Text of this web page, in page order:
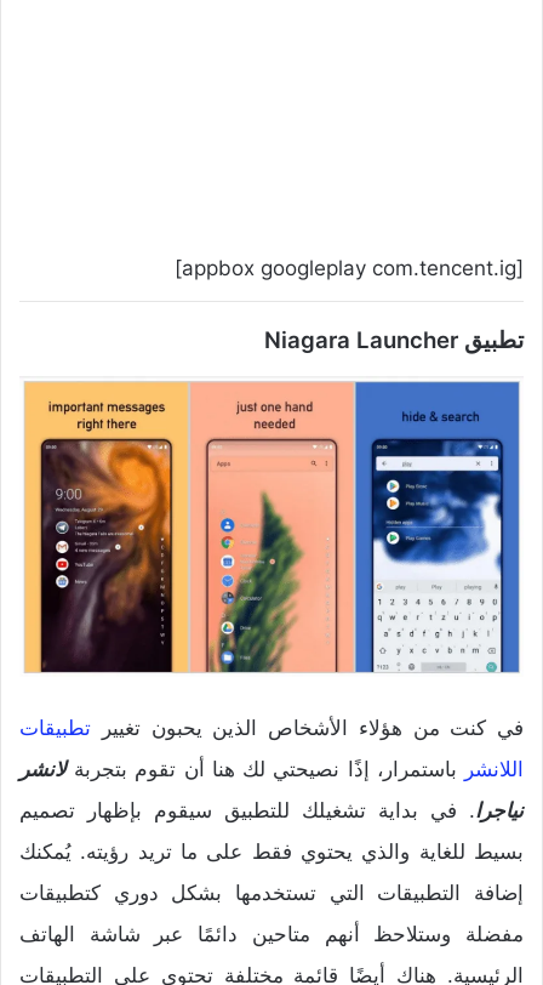
[appbox googleplay com.tencent.ig]
تطبيق Niagara Launcher
في كنت من هؤلاء الأشخاص الذين يحبون تغيير تطبيقات
اللانشر باستمرار، إذًا نصيحتي لك هنا أن تقوم بتجربةلانشر
نياجرا. في بداية تشغيلك للتطبيق سيقوم بإظهار تصميم
بسيط للغاية والذي يحتوي فقط على ما تريد رؤيته. يُمكنك
إضافة التطبيقات التي تستخدمها بشكل دوري كتطبيقات
مفضلة وستلاحظ أنهم متاحين دائمًا عبر شاشة الهاتف
الرئيسية. هناك أيضًا قائمة مختلفة تحتوي على التطبيقات